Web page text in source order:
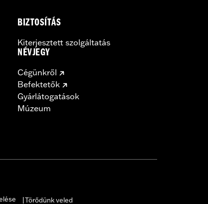
BIZTOSÍTÁS
Kiterjesztett szolgáltatás
NÉVJEGY
Cégünkről
Befektetők
Gyárlátogatások
Múzeum
Törődünk veled